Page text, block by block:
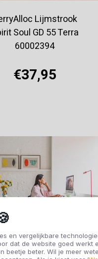
en vergelijkbare
dat de website goed werkt
beetje beter. Wil je meer
Lijmstrook
Soul GD 55 Terra
60002394
€37,95